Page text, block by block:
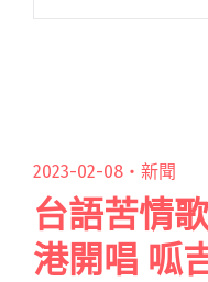
祭。從高中生社
2023-02-08・ 新聞
台語苦情
港開唱 呱